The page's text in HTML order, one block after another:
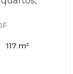
117 m²